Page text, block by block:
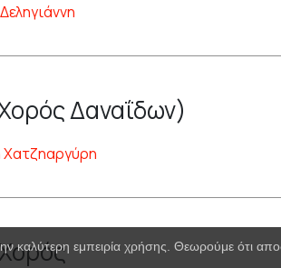
Δαναΐδων)
Χατζηαργύρη
καλύτερη εμπειρία χρήσης. Θεωρούμε ότι